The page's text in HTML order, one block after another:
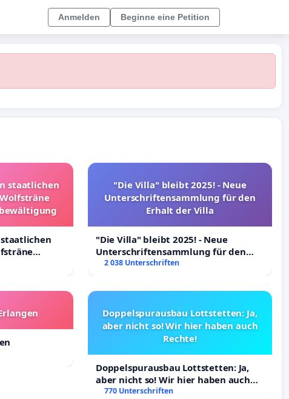
Anmelden Beginne eine Petition
staatlichen
"Die Villa" bleibt 2025! - Neue
Unterschriftensammlung für den
Erhalt der Villa
"Die Villa" bleibt 2025! - Neue
Unterschriftensammlung für den
Erhalt der Villa
2 038 Unterschriften
Doppelspurausbau Lottstetten: Ja,
aber nicht so! Wir hier haben auch
Rechte!
Doppelspurausbau Lottstetten: Ja,
aber nicht so! Wir hier haben auch
Rechte!
770 Unterschriften